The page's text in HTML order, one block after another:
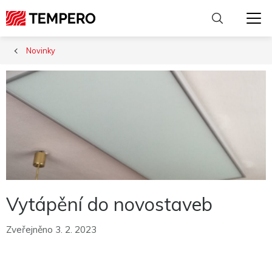
Novinky
Vytápění do novostaveb
Zveřejněno 3. 2. 2023